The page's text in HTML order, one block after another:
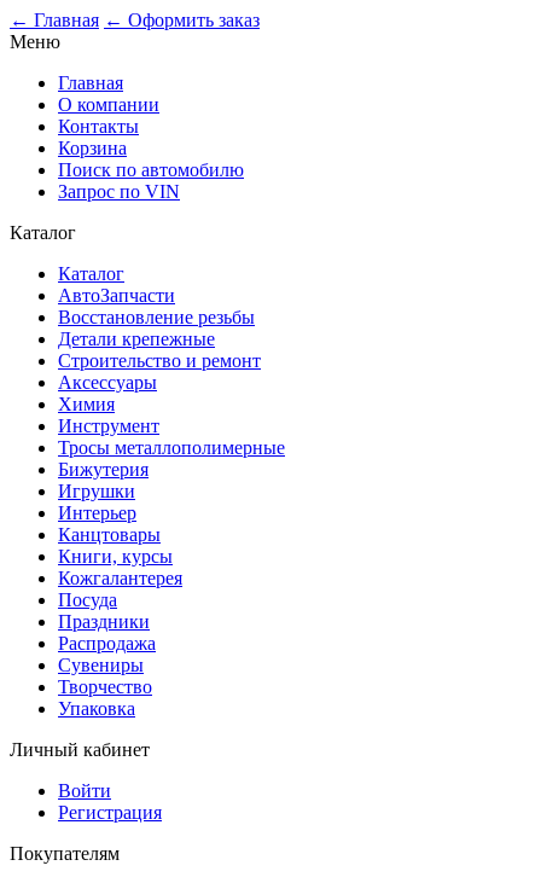
← Главная ← Оформить заказ
Меню
Главная
О компании
Контакты
Корзина
Поиск по автомобилю
Запрос по VIN
Каталог
Каталог
АвтоЗапчасти
Восстановление резьбы
Детали крепежные
Строительство и ремонт
Аксессуары
Химия
Инструмент
Тросы металлополимерные
Бижутерия
Игрушки
Интерьер
Канцтовары
Книги, курсы
Кожгалантерея
Посуда
Праздники
Распродажа
Сувениры
Творчество
Упаковка
Личный кабинет
Войти
Регистрация
Покупателям